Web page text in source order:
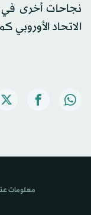
نجاحات أخرى
الاتحاد الأوروبي
معلومات